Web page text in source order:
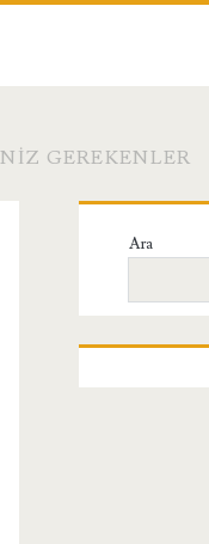
GEREKENLER
Birincil
Yan
Menü
Ara